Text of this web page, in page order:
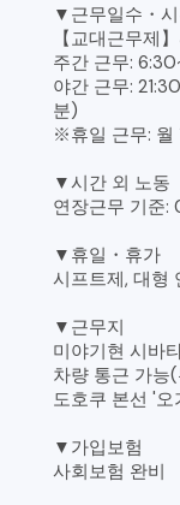
▼근무일수・
【교대근무제
주간 근무:
야간 근무:
분)
※휴일 근무: 월
▼시간 외 노동
연장근무 기준:
▼휴일・휴가
시프트제, 대형
▼근무지
미야기현 시바
차량 통근 가능
도호쿠 본선 '
▼가입보험
사회보험 완비